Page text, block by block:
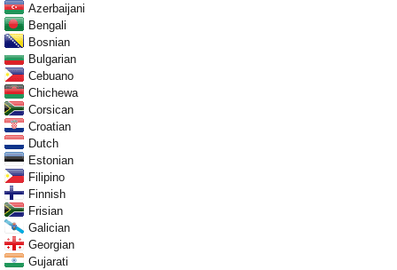
Azerbaijani
Bengali
Bosnian
Bulgarian
Cebuano
Chichewa
Corsican
Croatian
Dutch
Estonian
Filipino
Finnish
Frisian
Galician
Georgian
Gujarati